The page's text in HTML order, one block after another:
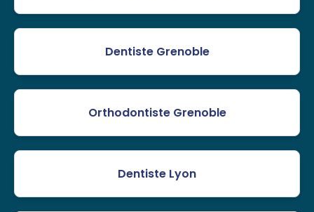
Dentiste Grenoble
Orthodontiste Grenoble
Dentiste Lyon